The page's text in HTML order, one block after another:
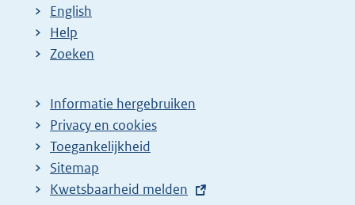
English
Help
Zoeken
Informatie hergebruiken
Privacy en cookies
Toegankelijkheid
Sitemap
E
Kwetsbaarheid melden